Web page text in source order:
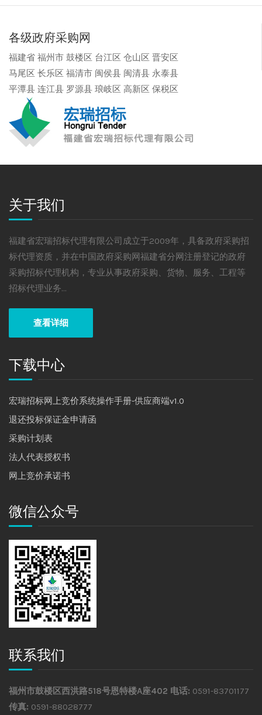
各级政府采购网
福建省 福州市 鼓楼区 台江区 仓山区 晋安区
马尾区 长乐区 福清市 闽侯县 闽清县 永泰县
平潭县 连江县 罗源县 琅岐区 高新区 保税区
关于我们
福建省宏瑞招标代理有限公司成立于2009年，具备政府采购招
标代理资质，并在中国政府采购网福建省分网注册登记的政府
采购招标代理机构，专业从事政府采购、货物、服务、工程等
招标代理业务...
查看详细
下载中心
宏瑞招标网上竞价系统操作手册-供应商端v1.0
退还投标保证金申请函
采购计划表
法人代表授权书
网上竞价承诺书
微信公众号
联系我们
福州市鼓楼区西洪路518号恩特楼A座402 电话: 0591-83701177
传真: 0591-88028777